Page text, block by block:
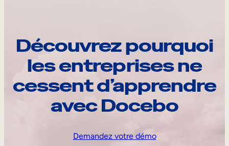
Découvrez pourquoi
les entreprises ne
cessent d’apprendre
avec Docebo
Demandez votre démo